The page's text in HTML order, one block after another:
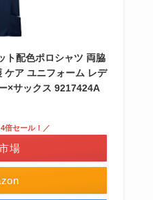
ト配色ポロシャツ 両脇
ケア ユニフォーム レデ
×サックス 9217424A
倍セール！／
場